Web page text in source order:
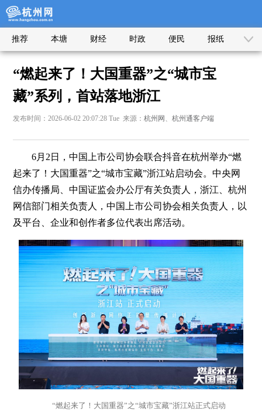
推荐 本塘 财经 时政 便民 报纸
“燃起来了！大国重器”之“城市宝
藏”系列，首站落地浙江
发布时间：2026-06-02 20:07:28 Tue 来源：杭州网 、杭州通客户端
6月2日，中国上市公司协会联合抖音在杭州举办“燃
起来了！大国重器”之“城市宝藏”浙江站启动会。中央网
信办传播局、中国证监会办公厅有关负责人，浙江、杭州
网信部门相关负责人，中国上市公司协会相关负责人，以
及平台、企业和创作者多位代表出席活动。
“燃起来了！大国重器”之“城市宝藏”浙江站正式启动